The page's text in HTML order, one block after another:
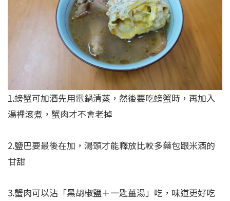
1.螃蟹可加酒先用電鍋清蒸，然後要吃螃蟹時，再加入
湯裡滾煮，蟹肉才不會老掉
2.鹽巴要最後在加，湯頭才能釋放比較多藥包跟米酒的
甘甜
3.蟹肉可以沾「黑胡椒鹽＋一匙薑湯」吃，味道更好吃